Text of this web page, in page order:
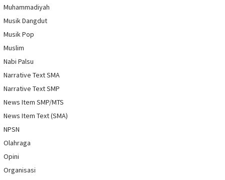
Muhammadiyah
Musik Dangdut
Musik Pop
Muslim
Nabi Palsu
Narrative Text SMA
Narrative Text SMP
News Item SMP/MTS
News Item Text (SMA)
NPSN
Olahraga
Opini
Organisasi